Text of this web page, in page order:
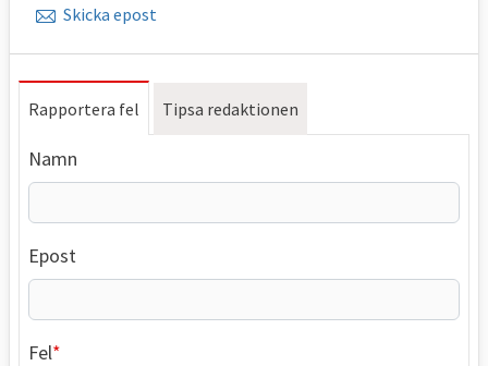
Skicka epost
Rapportera fel Tipsa redaktionen
Namn
Epost
Fel